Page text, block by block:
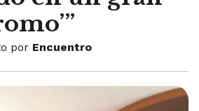
por Encuentro